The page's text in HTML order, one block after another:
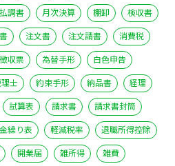
調書 月次決算 棚卸
検収書
注文書 注文請書
消費税
収票 為替手形
白色申告
士 約束手形 納品書
経理
試算表 請求書
請求書封筒
繰り表 軽減税率
退職所得控除
開業届 雑所得
雑費